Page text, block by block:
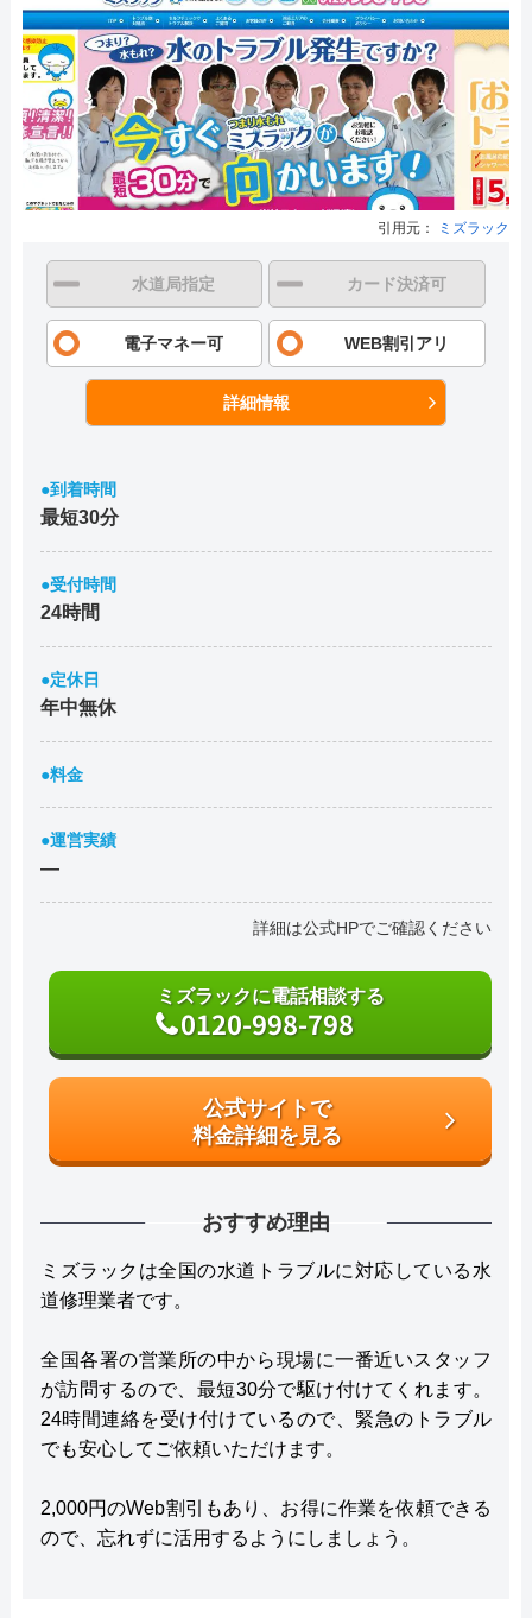
引用元： ミズラック
水道局指定 カード決済可
電子マネー可 WEB割引アリ
詳細情報
●到着時間
最短30分
●受付時間
24時間
●定休日
年中無休
●料金
●運営実績
―
詳細は公式HPでご確認ください
ミズラックに電話相談する
0120-998-798
公式サイトで
料金詳細を見る
おすすめ理由
ミズラックは全国の水道トラブルに対応している水
道修理業者です。
全国各署の営業所の中から現場に一番近いスタッフ
が訪問するので、最短30分で駆け付けてくれます。
24時間連絡を受け付けているので、緊急のトラブル
でも安心してご依頼いただけます。
2,000円のWeb割引もあり、お得に作業を依頼できる
ので、忘れずに活用するようにしましょう。